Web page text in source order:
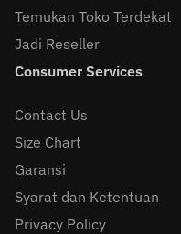
Temukan Toko Terdekat
Jadi Reseller
Consumer Services
Contact Us
Size Chart
Garansi
Syarat dan Ketentuan
Privacy Policy